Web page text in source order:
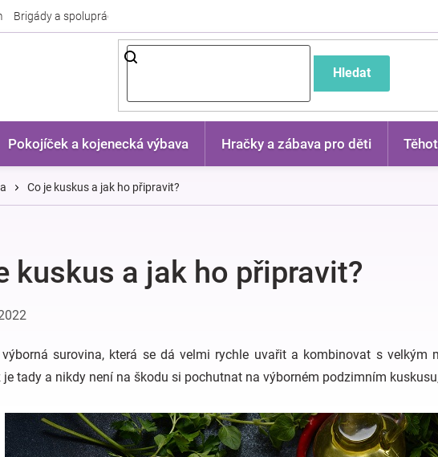
Brigády a spolupráce
Hledat
Pokojíček a kojenecká výbava Hračky a zábava pro děti
Co je kuskus a jak ho připravit?
kuskus a jak ho připravit?
surovina, která se dá velmi rychle uvařit a kombinovat s velkým
je tady a nikdy není na škodu si pochutnat na výborném podzimním